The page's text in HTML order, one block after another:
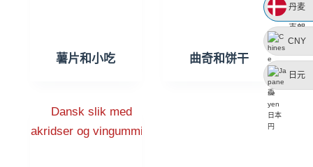
丹麦
克朗
CNY
日元
薯片和小吃 曲奇和饼干